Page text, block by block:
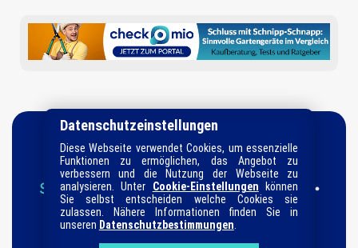
Startseite•Datenschutz•Impressum •
Informationen•Suche•Sitemap
Ratgeber-Kategorien
Datenschutzeinstellungen
Diese Webseite verwendet Cookies, um essenzielle
Funktionen zu ermöglichen, das Angebot zu
verbessern und die Nutzung der Webseite zu
analysieren. Unter Cookie-Einstellungen können
Sie selbst entscheiden welche Cookies sie
zulassen. Nähere Informationen finden Sie in
unseren Datenschutzbestimmungen